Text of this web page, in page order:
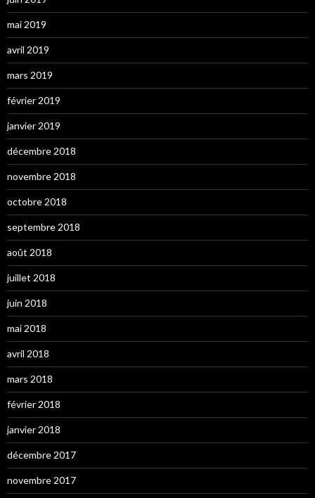
mai 2019
avril 2019
mars 2019
février 2019
janvier 2019
décembre 2018
novembre 2018
octobre 2018
septembre 2018
août 2018
juillet 2018
juin 2018
mai 2018
avril 2018
mars 2018
février 2018
janvier 2018
décembre 2017
novembre 2017